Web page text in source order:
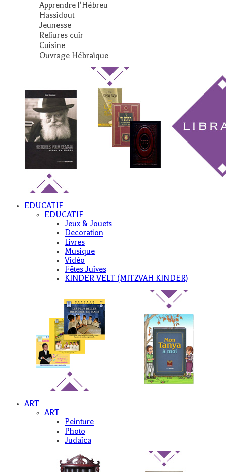
Apprendre l’Hébreu
Hassidout
Jeunesse
Reliures cuir
Cuisine
Ouvrage Hébraïque
EDUCATIF
EDUCATIF
Jeux & Jouets
Decoration
Livres
Musique
Vidéo
Fêtes Juives
KINDER VELT (MITZVAH KINDER)
ART
ART
Peinture
Photo
Judaica